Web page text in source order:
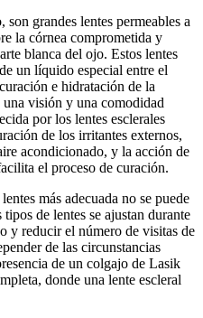
grandes lentes permeables a
la córnea comprometida y
blanca del ojo. Estos lentes
un líquido especial entre el
e hidratación de la
visión y una comodidad
por los lentes esclerales
de los irritantes externos,
acondicionado, y la acción de
el proceso de curación.
más adecuada no se puede
de lentes se ajustan durante
y reducir el número de visitas de
de las circunstancias
de un colgajo de Lasik
donde una lente escleral